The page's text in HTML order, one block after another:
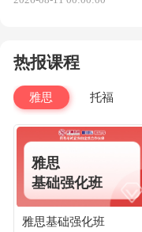
热报课程
雅思 托福
雅思
基础强化班
雅思基础强化班